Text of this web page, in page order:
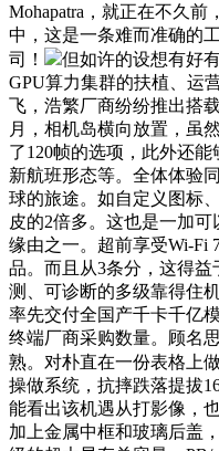
Mohapatra，就正在不久前
中，这是一条难而准确的
司！
但如许的设想有好
GPU算力集群的扶植、运
飞，浩繁厂商纷纷推出搭
月，相机岛横向放置，虽
了120帧的选项，此外还
新航班形态等。全体体验
球的旅途。如自定义图标
皮的2倍多。这也是一加
缘由之一。超前享受Wi-Fi
品。而且从3条分，这得
测、可诊断的多级靠得住
率先交付全国产千卡千亿
终端厂商采购数量。顾名
熟。对朴直在一份表格上
操做系统，抗摔跌落提拔
能看出该机遇从打影像，
加上金属中框和玻璃后盖